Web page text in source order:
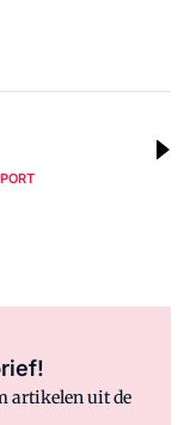
artikelen uit de